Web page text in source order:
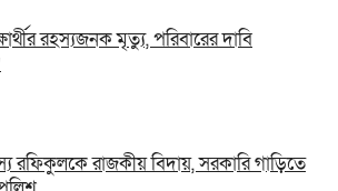
রহস্যজনক মৃত্যু, পরিবারের দাবি
রফিকুলকে রাজকীয় বিদায়, সরকারি গাড়িতে